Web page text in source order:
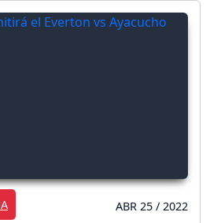
ABR 25 / 2022